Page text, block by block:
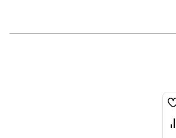
قائمة
قارن